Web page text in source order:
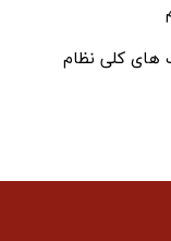
های کلی نظام